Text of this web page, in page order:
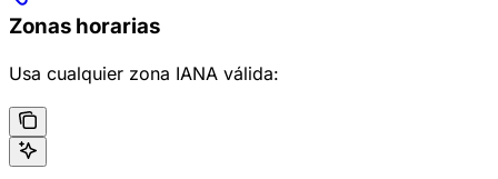
Zonas horarias
Usa cualquier zona IANA válida: